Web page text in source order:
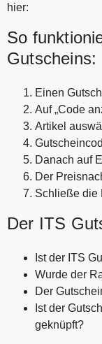
hier:
So
Gutscheins:
Einen
Auf „Code
Artikel
Danach auf
Der
Schließe die
Der ITS
Ist der ITS
Wurde der
Der
Ist der
geknüpft?